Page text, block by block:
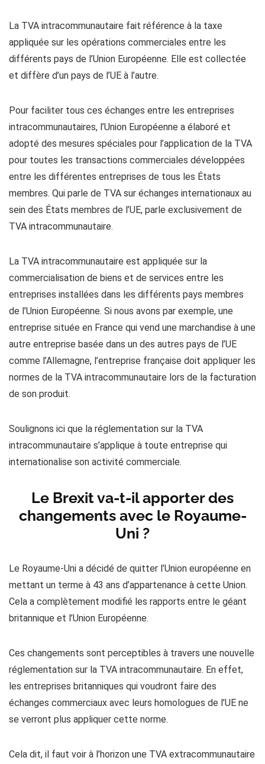
La TVA intracommunautaire fait référence à la taxe
appliquée sur les opérations commerciales entre les
différents pays de l’Union Européenne. Elle est collectée
et diffère d’un pays de l’UE à l’autre.
Pour faciliter tous ces échanges entre les entreprises
intracommunautaires, l’Union Européenne a élaboré et
adopté des mesures spéciales pour l’application de la TVA
pour toutes les transactions commerciales développées
entre les différentes entreprises de tous les États
membres. Qui parle de TVA sur échanges internationaux au
sein des États membres de l’UE, parle exclusivement de
TVA intracommunautaire.
La TVA intracommunautaire est appliquée sur la
commercialisation de biens et de services entre les
entreprises installées dans les différents pays membres
de l’Union Européenne. Si nous avons par exemple, une
entreprise située en France qui vend une marchandise à une
autre entreprise basée dans un des autres pays de l’UE
comme l’Allemagne, l’entreprise française doit appliquer les
normes de la TVA intracommunautaire lors de la facturation
de son produit.
Soulignons ici que la réglementation sur la TVA
intracommunautaire s’applique à toute entreprise qui
internationalise son activité commerciale.
Le Brexit va-t-il apporter des
changements avec le Royaume-
Uni ?
Le Royaume-Uni a décidé de quitter l’Union européenne en
mettant un terme à 43 ans d’appartenance à cette Union.
Cela a complètement modifié les rapports entre le géant
britannique et l’Union Européenne.
Ces changements sont perceptibles à travers une nouvelle
réglementation sur la TVA intracommunautaire. En effet,
les entreprises britanniques qui voudront faire des
échanges commerciaux avec leurs homologues de l’UE ne
se verront plus appliquer cette norme.
Cela dit, il faut voir à l’horizon une TVA extracommunautaire